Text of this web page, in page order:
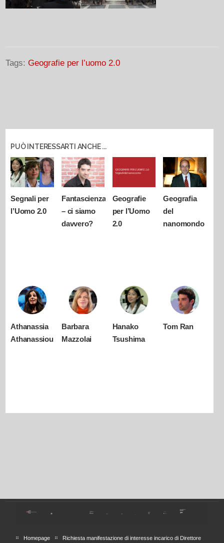
Tags: Geografie per l’uomo 2.0
PUÒ INTERESSARTI ANCHE ...
Segnali per
l’Uomo 2.0
Fantascienza
– ci siamo
davvero?
Geografie
per l’Uomo
2.0
Geografia
del
nanomondo
Athanassia
Athanassiou
Barbara
Mazzolai
Hanako
Tsushima
Tom Ran
Homepage Richiesta manifestazione di interesse incarico di Direttore